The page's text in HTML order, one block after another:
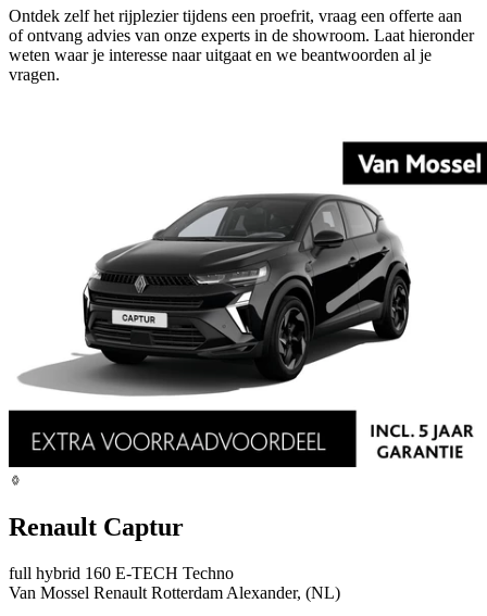
Ontdek zelf het rijplezier tijdens een proefrit, vraag een offerte aan
of ontvang advies van onze experts in de showroom. Laat hieronder
weten waar je interesse naar uitgaat en we beantwoorden al je
vragen.
Renault Captur
full hybrid 160 E-TECH Techno
Van Mossel Renault Rotterdam Alexander, (NL)